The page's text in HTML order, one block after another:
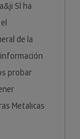
Sl ha
de la
probar
Metalicas